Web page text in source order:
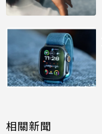
相關新聞